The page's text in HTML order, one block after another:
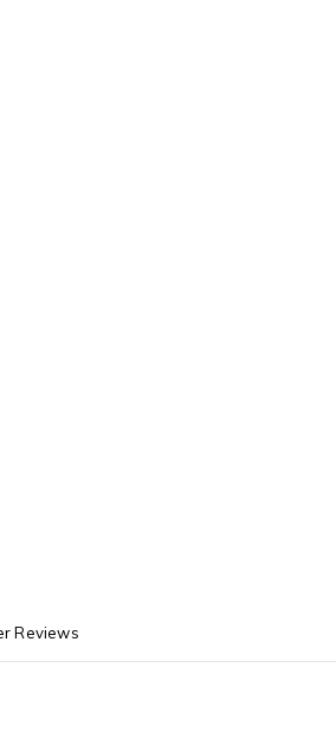
Reviews